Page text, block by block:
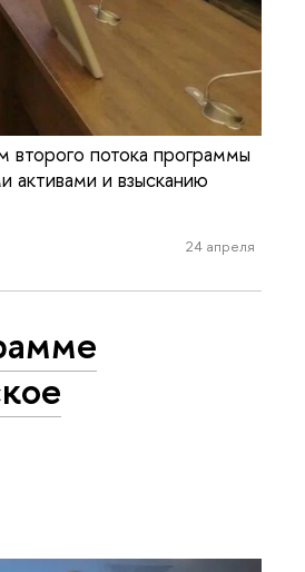
второго потока программы
и взысканию
24 апреля